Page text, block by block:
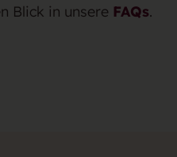
Blick in unsere FAQs.